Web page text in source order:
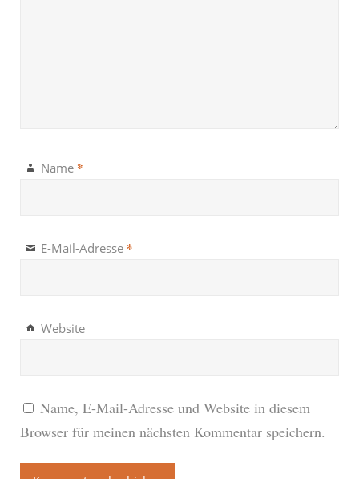
Name *
E-Mail-Adresse *
Website
Name, E-Mail-Adresse und Website in diesem
Browser für meinen nächsten Kommentar speichern.